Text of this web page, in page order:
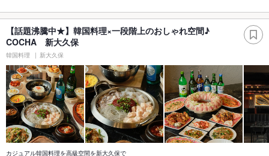
【話題沸騰中★】韓国料理×一段階上のおしゃれ空間♪
COCHA 新大久保
韓国料理 新大久保
カジュアル韓国料理を高級空間を新大久保で